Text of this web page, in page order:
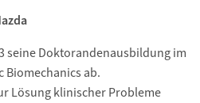
seine Doktorandenausbildung im
ab.
Lösung klinischer Probleme